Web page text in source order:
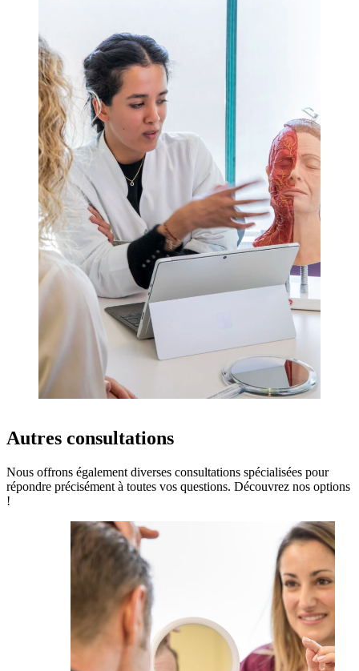
Autres consultations
Nous offrons également diverses consultations spécialisées pour
répondre précisément à toutes vos questions. Découvrez nos options
!